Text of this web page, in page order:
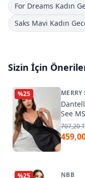
For Dreams Kadın
Saks Mavi Kadın
Sizin İçin
%25 MERRY
See
707,20
%25 NBB